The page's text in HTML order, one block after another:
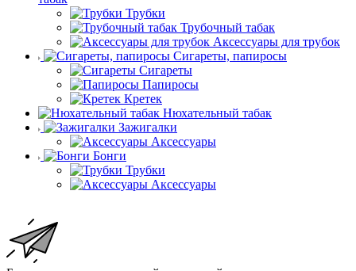
Трубки
Трубочный табак
Аксессуары для трубок
Сигареты, папиросы
Сигареты
Папиросы
Кретек
Нюхательный табак
Зажигалки
Аксессуары
Бонги
Трубки
Аксессуары